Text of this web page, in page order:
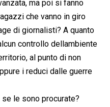
ma poi si fanno
che vanno in giro
di giornalisti? A quanto
controllo dellambiente
al punto di non
i reduci dalle guerre
le sono procurate?